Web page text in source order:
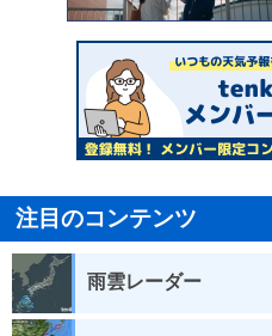
注目のコンテンツ
雨雲レーダー